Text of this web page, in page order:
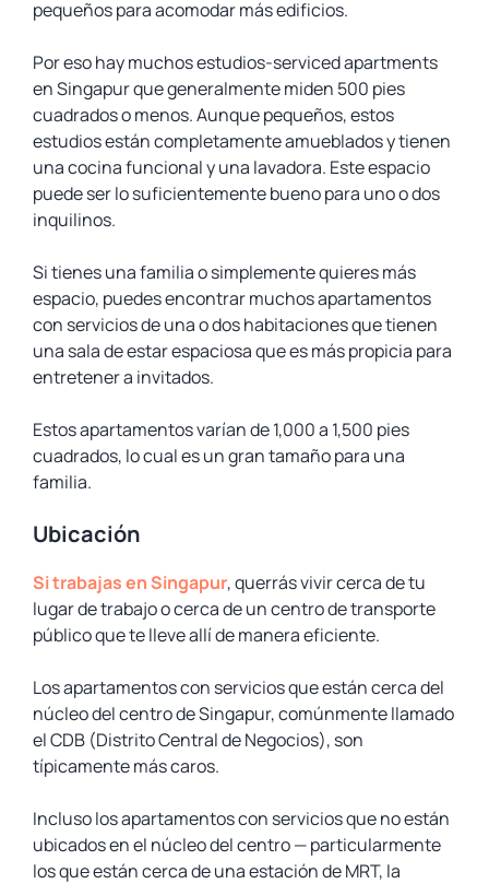
pequeños para acomodar más edificios.
Por eso hay muchos estudios-serviced apartments
en Singapur que generalmente miden 500 pies
cuadrados o menos. Aunque pequeños, estos
estudios están completamente amueblados y tienen
una cocina funcional y una lavadora. Este espacio
puede ser lo suficientemente bueno para uno o dos
inquilinos.
Si tienes una familia o simplemente quieres más
espacio, puedes encontrar muchos apartamentos
con servicios de una o dos habitaciones que tienen
una sala de estar espaciosa que es más propicia para
entretener a invitados.
Estos apartamentos varían de 1,000 a 1,500 pies
cuadrados, lo cual es un gran tamaño para una
familia.
Ubicación
Si trabajas en Singapur, querrás vivir cerca de tu
lugar de trabajo o cerca de un centro de transporte
público que te lleve allí de manera eficiente.
Los apartamentos con servicios que están cerca del
núcleo del centro de Singapur, comúnmente llamado
el CDB (Distrito Central de Negocios), son
típicamente más caros.
Incluso los apartamentos con servicios que no están
ubicados en el núcleo del centro — particularmente
los que están cerca de una estación de MRT, la